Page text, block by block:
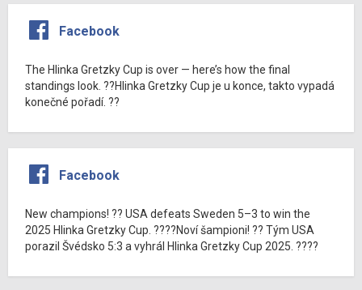
Facebook
The Hlinka Gretzky Cup is over — here’s how the final
standings look. ??Hlinka Gretzky Cup je u konce, takto vypadá
konečné pořadí. ??
Facebook
New champions! ?? USA defeats Sweden 5–3 to win the
2025 Hlinka Gretzky Cup. ????Noví šampioni! ?? Tým USA
porazil Švédsko 5:3 a vyhrál Hlinka Gretzky Cup 2025. ????